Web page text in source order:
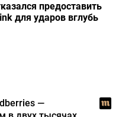
предоставить
для ударов вглубь